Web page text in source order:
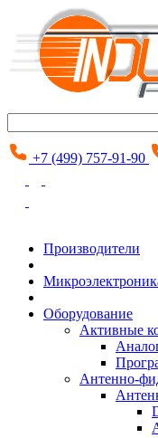
+7 (499) 757-91-90
Производители
Оборудование
Активные
Антенно-